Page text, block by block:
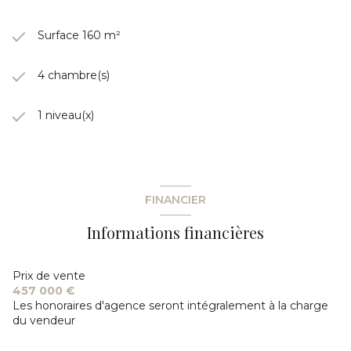
Surface 160 m²
4 chambre(s)
1 niveau(x)
FINANCIER
Informations financières
Prix de vente
457 000 €
Les honoraires d'agence seront intégralement à la charge
du vendeur